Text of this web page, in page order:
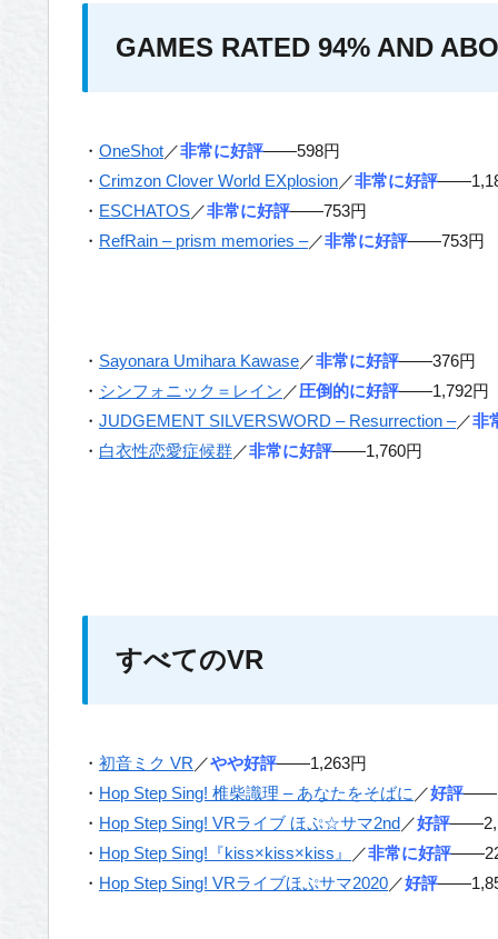
GAMES RATED 94% AND
・ OneShot／非常に好評——598円
・ Crimzon Clover World EXplosion／非常に好評
・ ESCHATOS／非常に好評——753円
・ RefRain – prism memories –／非常に好評——753円
・ Sayonara Umihara Kawase／非常に好評——376円
・ シンフォニック＝レイン ／圧倒的に好評——1,792円
・ JUDGEMENT SILVERSWORD – Resurrection –／非
・ 白衣性恋愛症候群／非常に好評——1,760円
すべてのVR
・ 初音ミク VR ／やや好評——1,263円
・ Hop Step Sing! 椎柴識理 – あなたをそばに ／好評
・ Hop Step Sing! VRライブ ほぷ☆サマ2nd／好評
・ Hop Step Sing!『kiss×kiss×kiss』 ／非常に好評
・ Hop Step Sing! VRライブほぷサマ2020／好評